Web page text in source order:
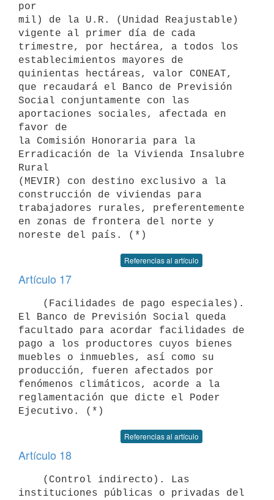
por
mil) de la U.R. (Unidad Reajustable)
vigente al primer día de cada
trimestre, por hectárea, a todos los
establecimientos mayores de
quinientas hectáreas, valor CONEAT,
que recaudará el Banco de Previsión
Social conjuntamente con las
aportaciones sociales, afectada en
favor de
la Comisión Honoraria para la
Erradicación de la Vivienda Insalubre
Rural
(MEVIR) con destino exclusivo a la
construcción de viviendas para
trabajadores rurales, preferentemente
en zonas de frontera del norte y
Referencias al artículo
Artículo 17
El Banco de Previsión Social queda
facultado para acordar facilidades de
pago a los productores cuyos bienes
muebles o inmuebles, así como su
producción, fueren afectados por
fenómenos climáticos, acorde a la
reglamentación que dicte el Poder
Referencias al artículo
Artículo 18
instituciones públicas o privadas del